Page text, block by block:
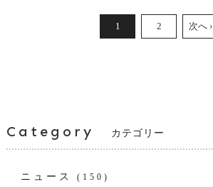
1 2 次へ ›
Category カテゴリー
ニュース (150)